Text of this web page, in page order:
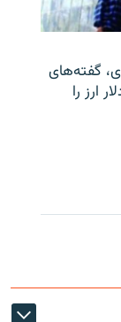
گفته‌های
۹ میلیارد دلار ارز را